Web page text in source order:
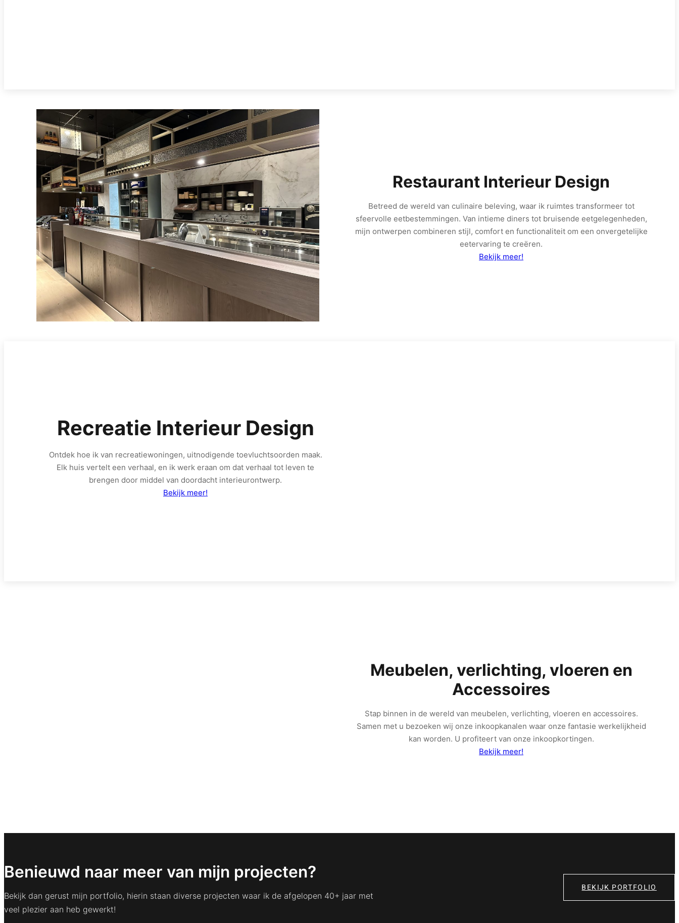
Restaurant Interieur Design
Betreed de wereld van culinaire beleving, waar ik ruimtes transformeer tot
sfeervolle eetbestemmingen. Van intieme diners tot bruisende eetgelegenheden,
mijn ontwerpen combineren stijl, comfort en functionaliteit om een onvergetelijke
eetervaring te creëren.
Bekijk meer!
Recreatie Interieur Design
Ontdek hoe ik van recreatiewoningen, uitnodigende toevluchtsoorden maak.
Elk huis vertelt een verhaal, en ik werk eraan om dat verhaal tot leven te
brengen door middel van doordacht interieurontwerp.
Bekijk meer!
Meubelen, verlichting, vloeren en
Accessoires
Stap binnen in de wereld van meubelen, verlichting, vloeren en accessoires.
Samen met u bezoeken wij onze inkoopkanalen waar onze fantasie werkelijkheid
kan worden. U profiteert van onze inkoopkortingen.
Bekijk meer!
Benieuwd naar meer van mijn projecten?
Bekijk dan gerust mijn portfolio, hierin staan diverse projecten waar ik de afgelopen 40+ jaar met
veel plezier aan heb gewerkt!
BEKIJK PORTFOLIO